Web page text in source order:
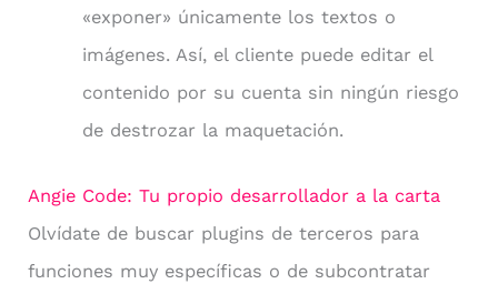
«exponer» únicamente los textos o
imágenes. Así, el cliente puede editar el
contenido por su cuenta sin ningún riesgo
de destrozar la maquetación.
Angie Code: Tu propio desarrollador a la carta
Olvídate de buscar plugins de terceros para
funciones muy específicas o de subcontratar